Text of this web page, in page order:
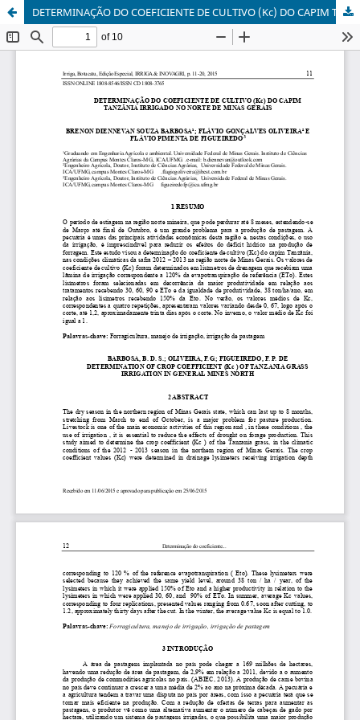
DETERMINAÇÃO DO COEFICIENTE DE CULTIVO (Kc) DO CAPIM TANZÂNIA IRRIGADO NO NORTE DE MINAS GERAIS